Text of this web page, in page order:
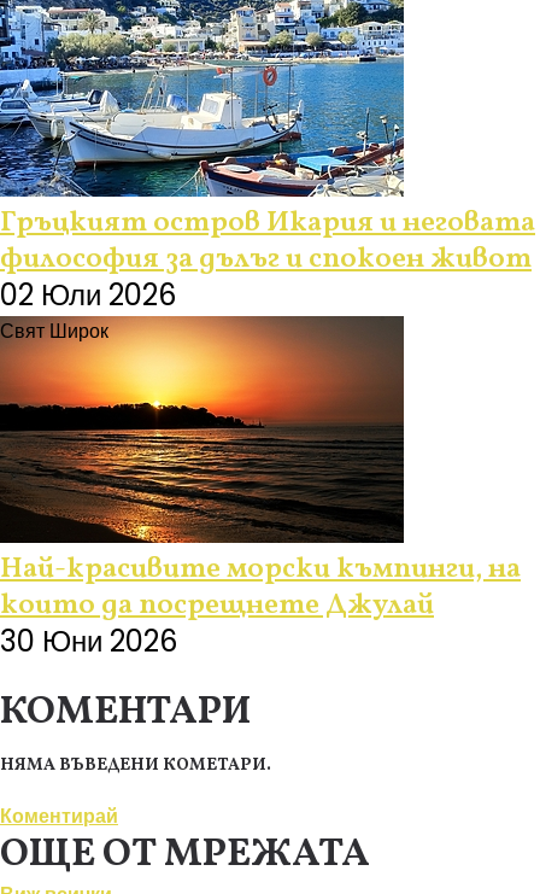
Гръцкият остров Икария и неговата
философия за дълъг и спокоен живот
02 Юли 2026
Свят Широк
Най-красивите морски къмпинги, на
които да посрещнете Джулай
30 Юни 2026
КОМЕНТАРИ
НЯМА ВЪВЕДЕНИ КОМЕТАРИ.
Коментирай
ОЩЕ ОТ МРЕЖАТА